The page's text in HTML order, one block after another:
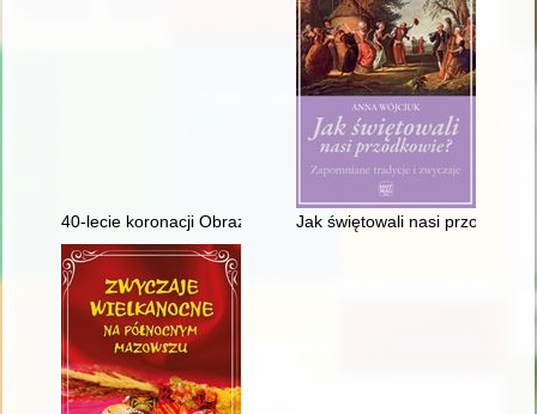
40-lecie koronacji Obrazu Matki Bożej Płonkowskiej w Płonce
Jak świętowali nasi